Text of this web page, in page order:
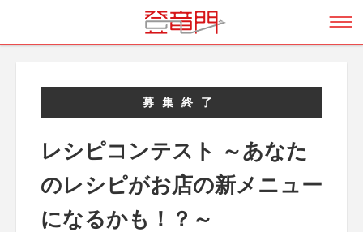
募集終了
レシピコンテスト ～あなた
のレシピがお店の新メニュー
になるかも！？～